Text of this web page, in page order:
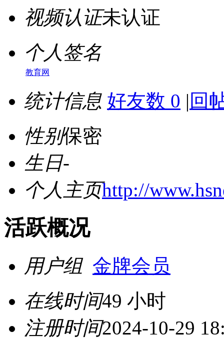
视频认证未认证
个人签名
教育网
统计信息 好友数 0 | 回
性别保密
生日-
个人主页http://
活跃概况
用户组 金牌会员
在线时间49 小时
注册时间2024-10-29